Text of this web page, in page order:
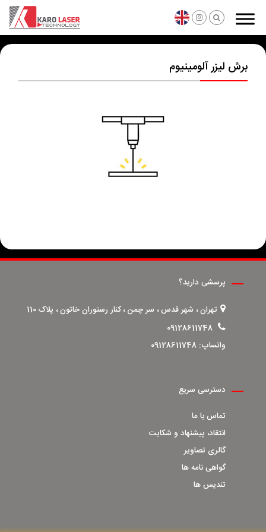
برش لیزر آلومینیوم
پرسشی دارید؟
تهران ، شهر قدس ، سر چمن ، کنار رستوران خاتون ، پلاک 110
09128611748
واتساپ: 09128611748
دسترسی سریع
تماس با ما
انتقاد، پیشنهاد و شکایت
گالری تصاویر
گواهی نامه ها
تندیس ها